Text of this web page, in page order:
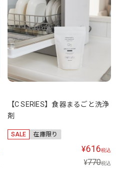
【C SERIES】食器まるごと洗浄
剤
SALE 在庫限り
¥616税込
¥770税込